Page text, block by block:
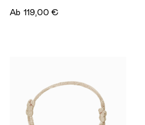
Ab 119,00 €